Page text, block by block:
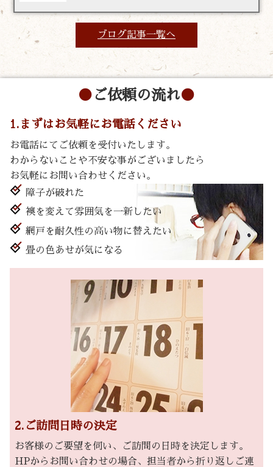
ブログ記事一覧へ
ご依頼の流れ
1.まずはお気軽にお電話ください
お電話にてご依頼を受付いたします。
わからないことや不安な事がございましたら
お気軽にお問い合わせください。
障子が破れた
襖を変えて雰囲気を一新したい
網戸を耐久性の高い物に替えたい
畳の色あせが気になる
2.ご訪問日時の決定
お客様のご要望を伺い、ご訪問の日時を決定します。
HPからお問い合わせの場合、担当者から折り返しご連